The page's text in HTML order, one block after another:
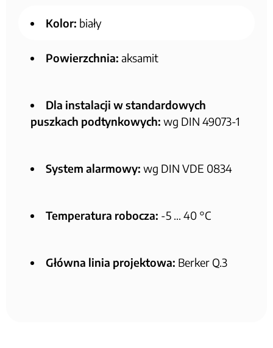
Kolor: biały
Powierzchnia: aksamit
Dla instalacji w standardowych
puszkach podtynkowych: wg DIN 49073-1
System alarmowy: wg DIN VDE 0834
Temperatura robocza: -5 … 40 °C
Główna linia projektowa: Berker Q.3